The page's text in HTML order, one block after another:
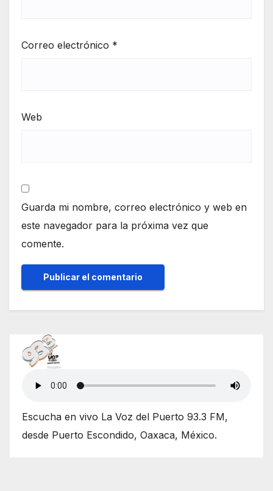
Correo electrónico *
Web
Guarda mi nombre, correo electrónico y web en
este navegador para la próxima vez que
comente.
Escucha en vivo La Voz del Puerto 93.3 FM,
desde Puerto Escondido, Oaxaca, México.